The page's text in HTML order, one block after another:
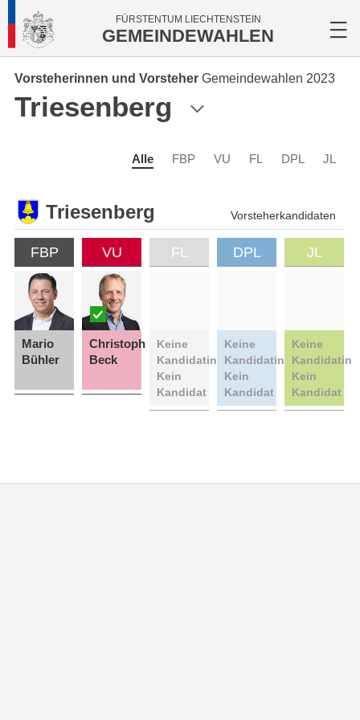
FÜRSTENTUM LIECHTENSTEIN
GEMEINDEWAHLEN
Vorsteherinnen und Vorsteher Gemeindewahlen 2023
Triesenberg
Alle FBP VU FL DPL JL
Triesenberg Vorsteherkandidaten
FBP
Mario
Bühler
VU
Christoph
Beck
FL
Keine
Kandidatin
Kein
Kandidat
DPL
Keine
Kandidatin
Kein
Kandidat
JL
Keine
Kandidatin
Kein
Kandidat